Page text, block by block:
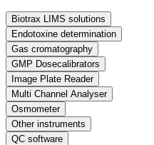
Biotrax LIMS solutions
Endotoxine determination
Gas cromatography
GMP Dosecalibrators
Image Plate Reader
Multi Channel Analyser
Osmometer
Other instruments
QC software